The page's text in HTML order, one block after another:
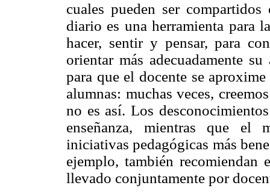
cuales pueden ser
diario es una herramienta para
hacer, sentir y pensar, para
orientar más adecuadamente
para que el docente se
alumnas: muchas veces,
no es así. Los
enseñanza, mientras que el
iniciativas pedagógicas más
ejemplo, también
llevado conjuntamente por